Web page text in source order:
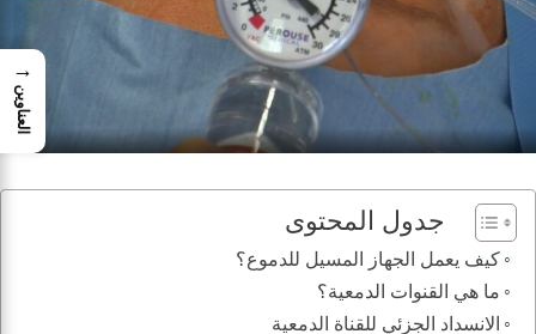
جدول المحتوى
كيف يعمل الجهاز المسيل للدموع؟
ما هي القنوات الدمعية؟
الانسداد الجزئي للقناة الدمعية
→
العناوين